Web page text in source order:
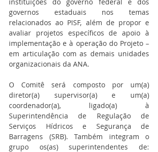
instituições do governo federal e dos
governos estaduais nos temas
relacionados ao PISF, além de propor e
avaliar projetos específicos de apoio à
implementação e à operação do Projeto –
em articulação com as demais unidades
organizacionais da ANA.
O Comitê será composto por um(a)
diretor(a) supervisor(a) e um(a)
coordenador(a), ligado(a) à
Superintendência de Regulação de
Serviços Hídricos e Segurança de
Barragens (SRB). Também integram o
grupo os(as) superintendentes de: